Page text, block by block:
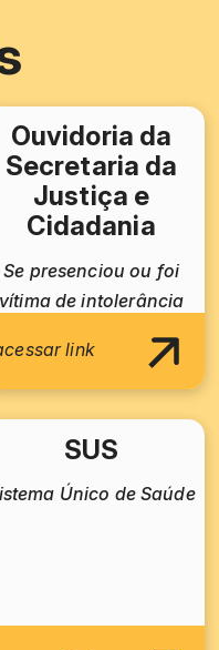
Ouvidoria da
Secretaria da
Justiça e
Cidadania
Se presenciou ou foi
vítima de intolerância
link
SUS
Único de Saúde